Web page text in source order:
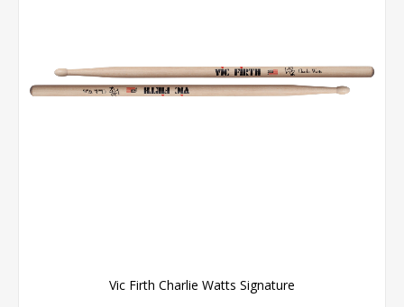
Vic Firth Charlie Watts Signature